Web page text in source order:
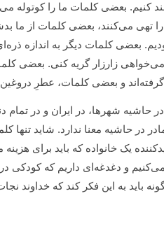
کنیم. بعضی کلمات ما را کوتوله
تهی می‌کنند، بعضی کلمات از ما
بعضی کلمات دیگر به اندازه
زارزار گریه کنی. بعضی
و بعضی کلمات، عطرِ دروغین
شهرها، در ایران و در تمام
در حاشیه معنا ندارد. شاید تنها
یک خانواده که باید برای هزینه
و دغدغه‌ای داریم که کودکی
باید به این فکر کند که خداوند